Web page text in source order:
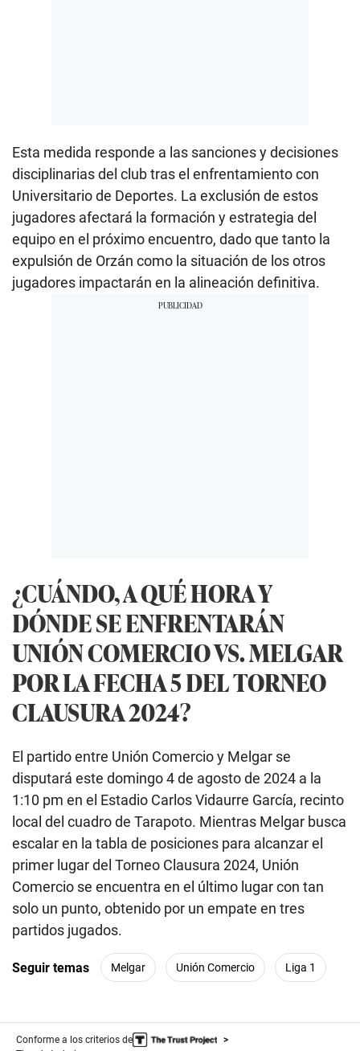
Esta medida responde a las sanciones y decisiones
disciplinarias del club tras el enfrentamiento con
Universitario de Deportes. La exclusión de estos
jugadores afectará la formación y estrategia del
equipo en el próximo encuentro, dado que tanto la
expulsión de Orzán como la situación de los otros
jugadores impactarán en la alineación definitiva.
¿CUÁNDO, A QUÉ HORA Y
DÓNDE SE ENFRENTARÁN
UNIÓN COMERCIO VS. MELGAR
POR LA FECHA 5 DEL TORNEO
CLAUSURA 2024?
El partido entre Unión Comercio y Melgar se
disputará este domingo 4 de agosto de 2024 a la
1:10 pm en el Estadio Carlos Vidaurre García, recinto
local del cuadro de Tarapoto. Mientras Melgar busca
escalar en la tabla de posiciones para alcanzar el
primer lugar del Torneo Clausura 2024, Unión
Comercio se encuentra en el último lugar con tan
solo un punto, obtenido por un empate en tres
partidos jugados.
Seguir temas Melgar Unión Comercio Liga 1
Conforme a los criterios de